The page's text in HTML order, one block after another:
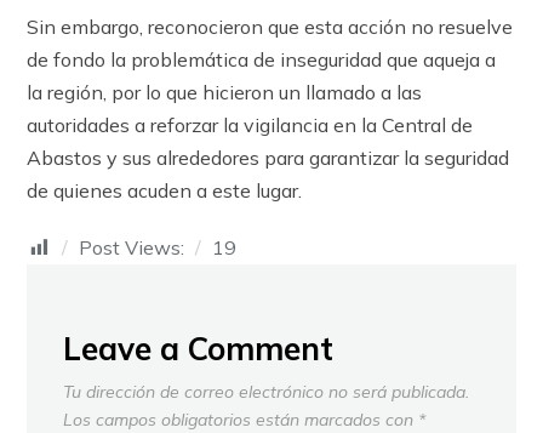
Sin embargo, reconocieron que esta acción no resuelve
de fondo la problemática de inseguridad que aqueja a
la región, por lo que hicieron un llamado a las
autoridades a reforzar la vigilancia en la Central de
Abastos y sus alrededores para garantizar la seguridad
de quienes acuden a este lugar.
Post Views: 19
Leave a Comment
Tu dirección de correo electrónico no será publicada.
Los campos obligatorios están marcados con *